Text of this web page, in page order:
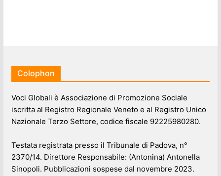
Colophon
Voci Globali è Associazione di Promozione Sociale
iscritta al Registro Regionale Veneto e al Registro Unico
Nazionale Terzo Settore, codice fiscale 92225980280.
Testata registrata presso il Tribunale di Padova, n°
2370/14. Direttore Responsabile: (Antonina) Antonella
Sinopoli. Pubblicazioni sospese dal novembre 2023.